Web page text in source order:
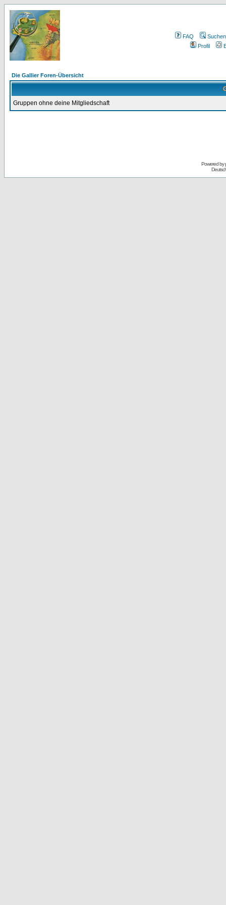
FAQ
Suchen
Profil
Die Gallier Foren-Übersicht
Gruppen ohne deine Mitgliedschaft
Powered by